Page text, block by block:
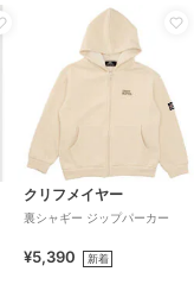
クリフメイヤー
裏シャギー ジップパーカー
¥5,390 新着